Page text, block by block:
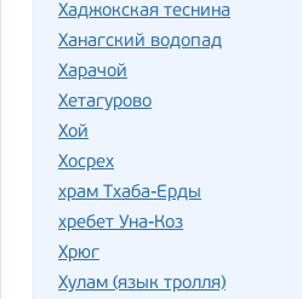
Хаджокская теснина
Ханагский водопад
Харачой
Хетагурово
Хой
Хосрех
храм Тхаба-Ерды
хребет Уна-Коз
Хрюг
Хулам (язык тролля)